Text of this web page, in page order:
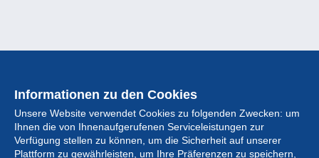
Informationen zu den Cookies
Unsere Website verwendet Cookies zu folgenden Zwecken: um
Ihnen die von Ihnenaufgerufenen Serviceleistungen zur
Verfügung stellen zu können, um die Sicherheit auf unserer
Plattform zu gewährleisten, um Ihre Präferenzen zu speichern,